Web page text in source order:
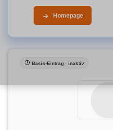
Homepage
Basis-Eintrag · inaktiv